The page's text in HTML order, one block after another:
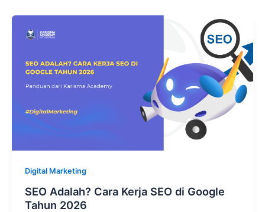
Digital Marketing
SEO Adalah? Cara Kerja SEO di Google
Tahun 2026